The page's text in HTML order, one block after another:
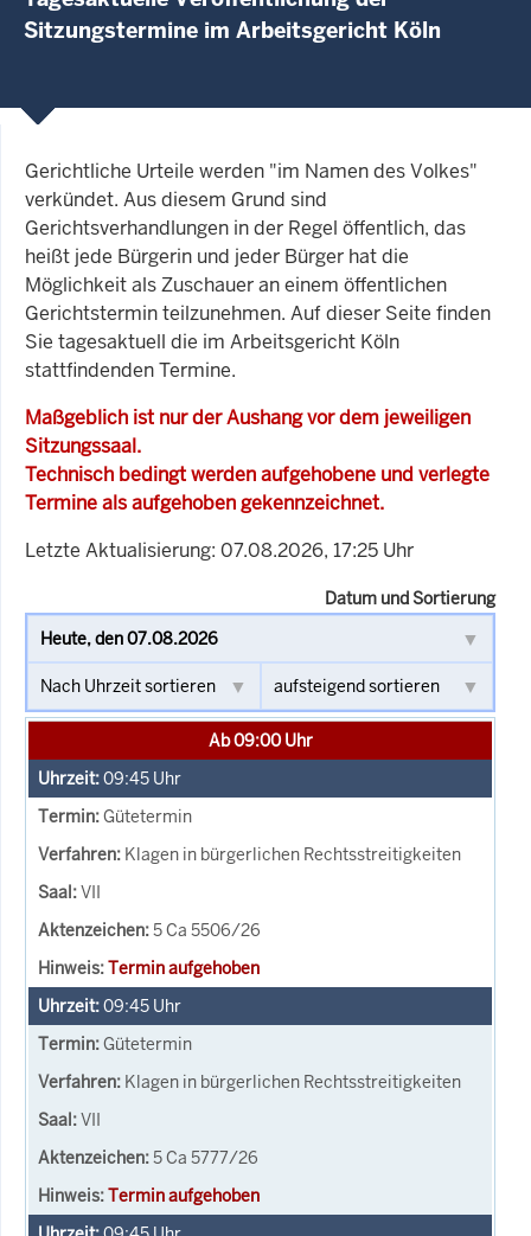
Sitzungstermine im Arbeitsgericht Köln
Gerichtliche Urteile werden "im Namen des Volkes"
verkündet. Aus diesem Grund sind
Gerichtsverhandlungen in der Regel öffentlich, das
heißt jede Bürgerin und jeder Bürger hat die
Möglichkeit als Zuschauer an einem öffentlichen
Gerichtstermin teilzunehmen. Auf dieser Seite finden
Sie tagesaktuell die im Arbeitsgericht Köln
stattfindenden Termine.
Maßgeblich ist nur der Aushang vor dem jeweiligen
Sitzungssaal.
Technisch bedingt werden aufgehobene und verlegte
Termine als aufgehoben gekennzeichnet.
Letzte Aktualisierung: 07.08.2026, 17:25 Uhr
Datum und Sortierung
Ab 09:00 Uhr
09:45 Uhr
Gütetermin
Klagen in bürgerlichen Rechtsstreitigkeiten
VII
5 Ca 5506/26
Termin aufgehoben
09:45 Uhr
Gütetermin
Klagen in bürgerlichen Rechtsstreitigkeiten
VII
5 Ca 5777/26
Termin aufgehoben